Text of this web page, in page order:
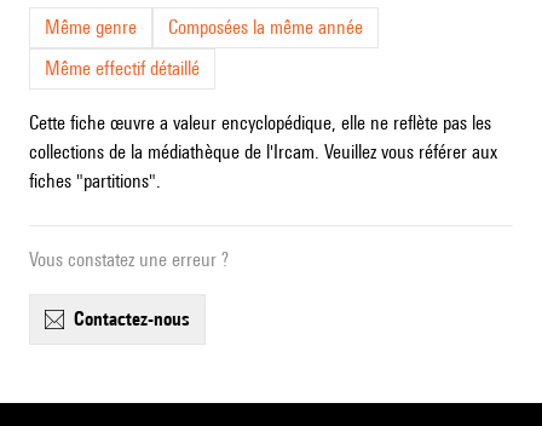
Même genre
Composées la même année
Même effectif détaillé
Cette fiche œuvre a valeur encyclopédique, elle ne reflète pas les
collections de la médiathèque de l'Ircam. Veuillez vous référer aux
fiches "partitions".
Vous constatez une erreur ?
contactez-nous